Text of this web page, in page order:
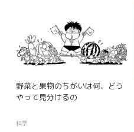
野菜と果物のちがいは何、どう
やって見分けるの
科学